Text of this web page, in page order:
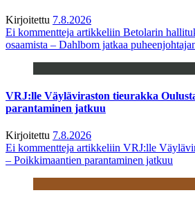
Kirjoitettu 7.8.2026
Ei kommentteja artikkeliin Betolarin
osaamista – Dahlbom jatkaa
VRJ:lle Väyläviraston tieurakka
parantaminen jatkuu
Kirjoitettu 7.8.2026
Ei kommentteja artikkeliin VRJ:lle
– Poikkimaantien parantaminen jatkuu